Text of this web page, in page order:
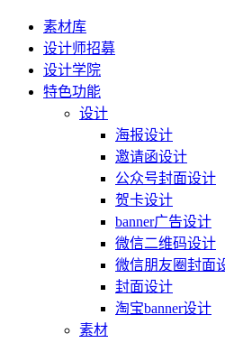
素材库
设计师招募
设计学院
特色功能
设计
海报设计
邀请函设计
公众号封面设计
贺卡设计
banner广告设计
微信二维码设计
微信朋友圈封面
封面设计
淘宝banner设计
素材